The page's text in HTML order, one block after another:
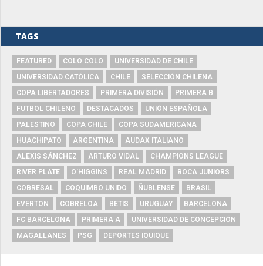
TAGS
FEATURED COLO COLO
UNIVERSIDAD DE CHILE
UNIVERSIDAD CATÓLICA
CHILE
SELECCIÓN CHILENA
COPA LIBERTADORES
PRIMERA DIVISIÓN
PRIMERA B
FUTBOL CHILENO
DESTACADOS
UNIÓN ESPAÑOLA
PALESTINO
COPA CHILE
COPA SUDAMERICANA
HUACHIPATO
ARGENTINA
AUDAX ITALIANO
ALEXIS SÁNCHEZ
ARTURO VIDAL
CHAMPIONS LEAGUE
RIVER PLATE
O'HIGGINS REAL MADRID
BOCA JUNIORS
COBRESAL
COQUIMBO UNIDO ÑUBLENSE
BRASIL
EVERTON
COBRELOA BETIS URUGUAY
BARCELONA
FC BARCELONA
PRIMERA A
UNIVERSIDAD DE CONCEPCIÓN
MAGALLANES
PSG DEPORTES IQUIQUE